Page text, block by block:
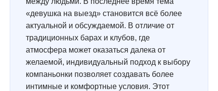
«девушка на выезд» становится всё более
актуальной и обсуждаемой. В отличие от
традиционных барах и клубов, где
атмосфера может оказаться далека от
желаемой, индивидуальный подход к выбору
компаньонки позволяет создавать более
интимные и комфортные условия. Этот